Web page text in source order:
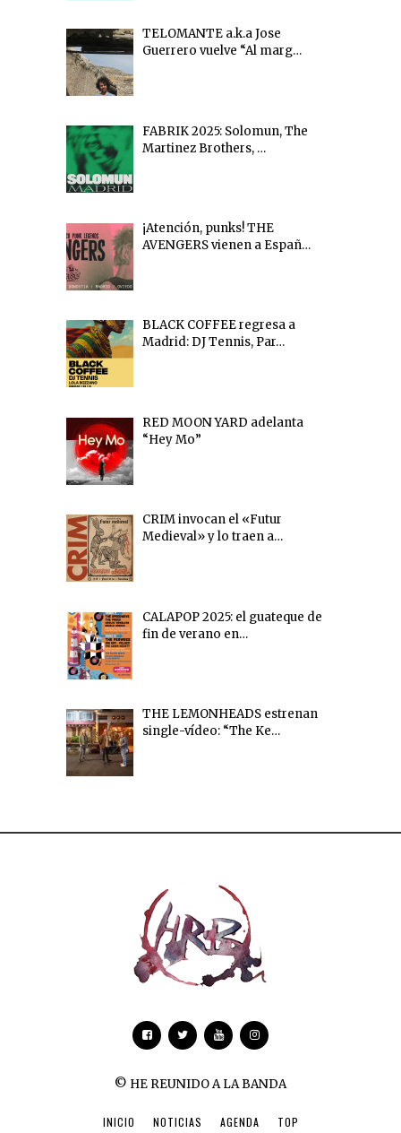
TELOMANTE a.k.a Jose
Guerrero vuelve “Al marg…
FABRIK 2025: Solomun, The
Martinez Brothers, …
¡Atención, punks! THE
AVENGERS vienen a Españ…
BLACK COFFEE regresa a
Madrid: DJ Tennis, Par…
RED MOON YARD adelanta
“Hey Mo”
CRIM invocan el «Futur
Medieval» y lo traen a…
CALAPOP 2025: el guateque de
fin de verano en…
THE LEMONHEADS estrenan
single-vídeo: “The Ke…
© HE REUNIDO A LA BANDA
INICIO NOTICIAS AGENDA TOP